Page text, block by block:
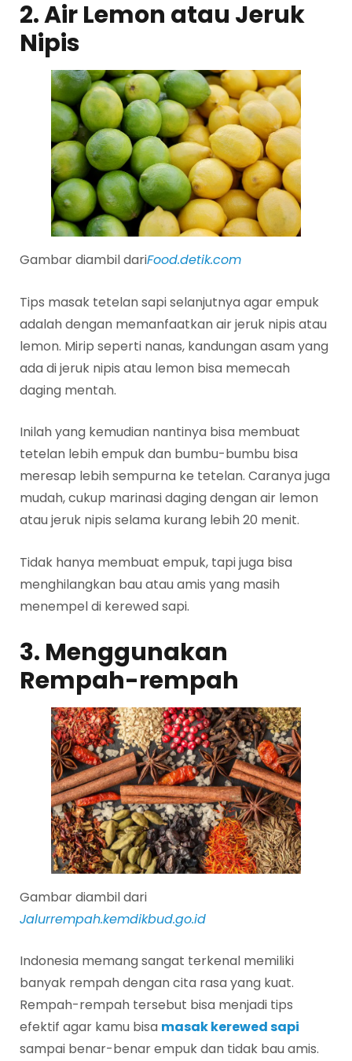
2. Air Lemon atau Jeruk
Nipis
Gambar diambil dariFood.detik.com
Tips masak tetelan sapi selanjutnya agar empuk
adalah dengan memanfaatkan air jeruk nipis atau
lemon. Mirip seperti nanas, kandungan asam yang
ada di jeruk nipis atau lemon bisa memecah
daging mentah.
Inilah yang kemudian nantinya bisa membuat
tetelan lebih empuk dan bumbu-bumbu bisa
meresap lebih sempurna ke tetelan. Caranya juga
mudah, cukup marinasi daging dengan air lemon
atau jeruk nipis selama kurang lebih 20 menit.
Tidak hanya membuat empuk, tapi juga bisa
menghilangkan bau atau amis yang masih
menempel di kerewed sapi.
3. Menggunakan
Rempah-rempah
Gambar diambil dari
Jalurrempah.kemdikbud.go.id
Indonesia memang sangat terkenal memiliki
banyak rempah dengan cita rasa yang kuat.
Rempah-rempah tersebut bisa menjadi tips
efektif agar kamu bisa masak kerewed sapi
sampai benar-benar empuk dan tidak bau amis.